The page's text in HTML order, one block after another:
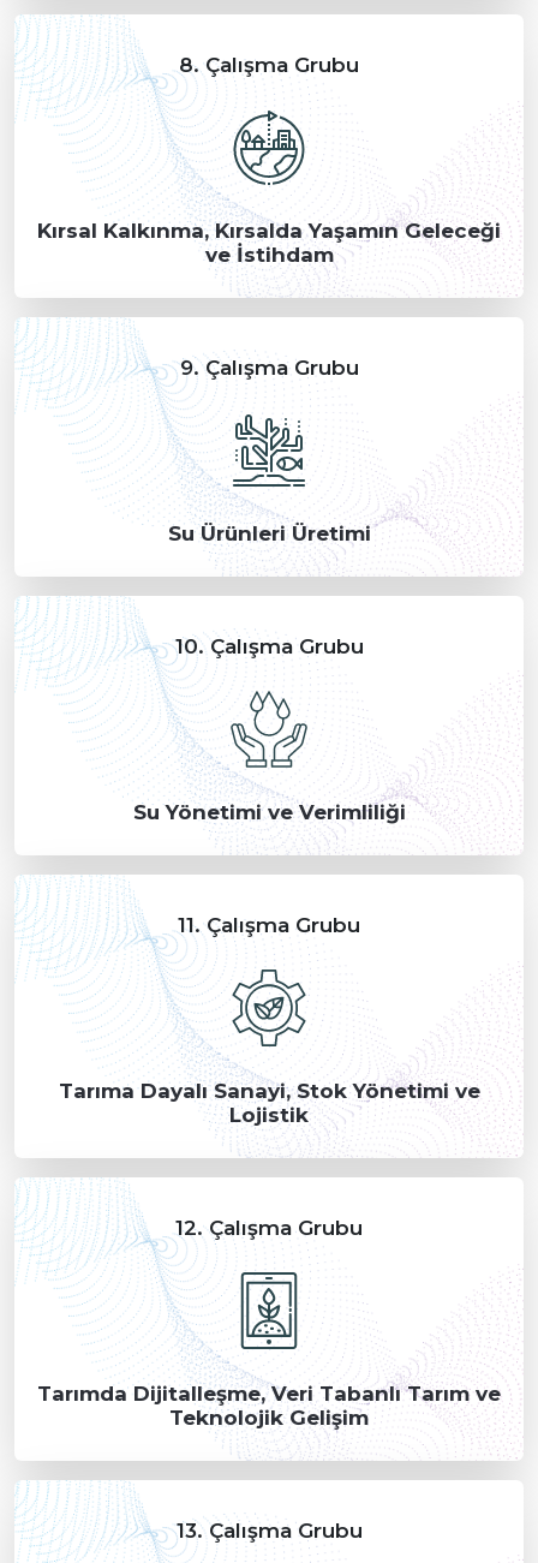
8. Çalışma Grubu
Kırsal Kalkınma, Kırsalda Yaşamın Geleceği
ve İstihdam
9. Çalışma Grubu
Su Ürünleri Üretimi
10. Çalışma Grubu
Su Yönetimi ve Verimliliği
11. Çalışma Grubu
Tarıma Dayalı Sanayi, Stok Yönetimi ve
Lojistik
12. Çalışma Grubu
Tarımda Dijitalleşme, Veri Tabanlı Tarım ve
Teknolojik Gelişim
13. Çalışma Grubu